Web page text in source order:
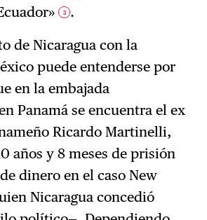
3 .
de Nicaragua con la
puede entenderse por
en la embajada
Panamá se encuentra el ex
Ricardo Martinelli,
años y 8 meses de prisión
dinero en el caso New
Nicaragua concedió